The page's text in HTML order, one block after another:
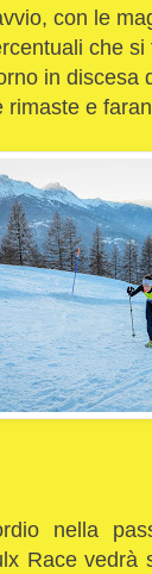
con le
che
in discesa
e
nella
Race